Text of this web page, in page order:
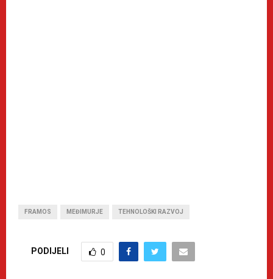
FRAMOS MEĐIMURJE TEHNOLOŠKI RAZVOJ
PODIJELI 0